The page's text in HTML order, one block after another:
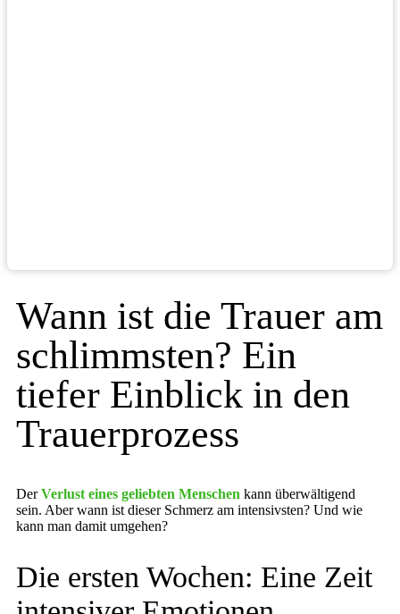
Wann ist die Trauer am
schlimmsten? Ein
tiefer Einblick in den
Trauerprozess
DerVerlust eines geliebten Menschen kann überwältigend
sein. Aber wann ist dieser Schmerz am intensivsten? Und wie
kann man damit umgehen?
Die ersten Wochen: Eine Zeit